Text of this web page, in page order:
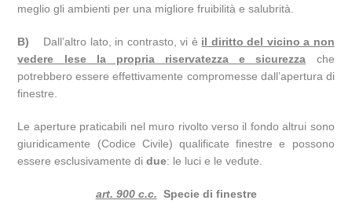
meglio gli ambienti per una migliore fruibilità e salubrità.
B) Dall’altro lato, in contrasto, vi è il diritto del vicino a non
vedere lese la propria riservatezza e sicurezza che
potrebbero essere effettivamente compromesse dall’apertura di
finestre.
Le aperture praticabili nel muro rivolto verso il fondo altrui sono
giuridicamente (Codice Civile) qualificate finestre e possono
essere esclusivamente didue: le luci e le vedute.
art. 900 c.c. Specie di finestre